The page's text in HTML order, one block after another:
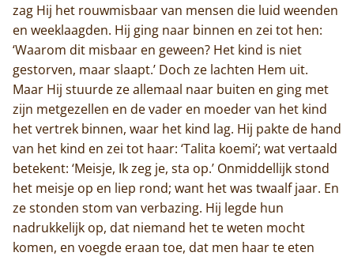
zag Hij het rouwmisbaar van mensen die luid weenden
en weeklaagden. Hij ging naar binnen en zei tot hen:
‘Waarom dit misbaar en geween? Het kind is niet
gestorven, maar slaapt.’ Doch ze lachten Hem uit.
Maar Hij stuurde ze allemaal naar buiten en ging met
zijn metgezellen en de vader en moeder van het kind
het vertrek binnen, waar het kind lag. Hij pakte de hand
van het kind en zei tot haar: ‘Talita koemi’; wat vertaald
betekent: ‘Meisje, Ik zeg je, sta op.’ Onmiddellijk stond
het meisje op en liep rond; want het was twaalf jaar. En
ze stonden stom van verbazing. Hij legde hun
nadrukkelijk op, dat niemand het te weten mocht
komen, en voegde eraan toe, dat men haar te eten